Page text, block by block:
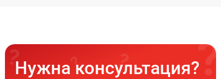
Нужна консультация?